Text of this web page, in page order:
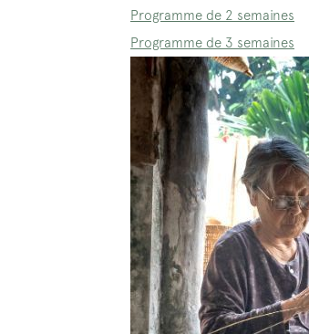
Programme de 2 semaines
Programme de 3 semaines